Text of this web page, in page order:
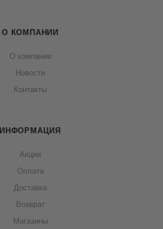
О КОМПАНИИ
О компании
Новости
Контакты
ИНФОРМАЦИЯ
Акции
Оплата
Доставка
Возврат
Магазины